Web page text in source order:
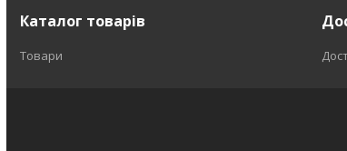
Каталог товарів
Товари